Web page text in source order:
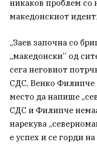
никаков проблем со
македонскиот
„Заев започна со
„македонски’’ од
сега неговиот
СДС, Венко Филипче
место да напише
СДС и Филипче
нарекува
е успех и се горди